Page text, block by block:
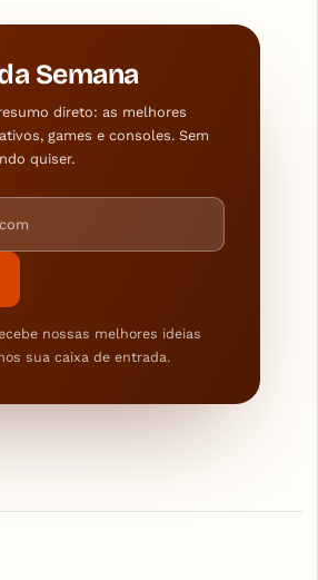
Semana
direto: as melhores
games e consoles. Sem
quiser.
nossas melhores ideias
sua caixa de entrada.